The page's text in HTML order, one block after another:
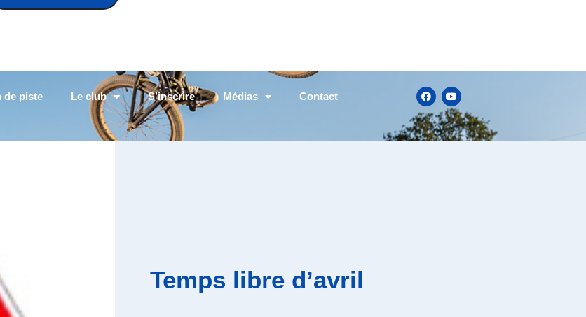
de piste Le club S’inscrire Médias Contact
Temps libre d’avril